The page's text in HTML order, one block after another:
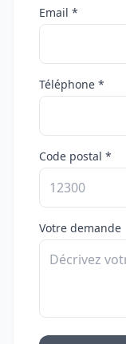
Email *
Téléphone *
Code postal *
Votre demande